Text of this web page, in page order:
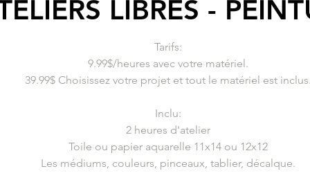
LIBRES -
Tarifs:
9.99$/heures avec votre matériel.
39.99$ Choisissez votre projet et tout le matériel est inclus.
Inclu:
2 heures d'atelier
Toile ou papier aquarelle 11x14 ou 12x12